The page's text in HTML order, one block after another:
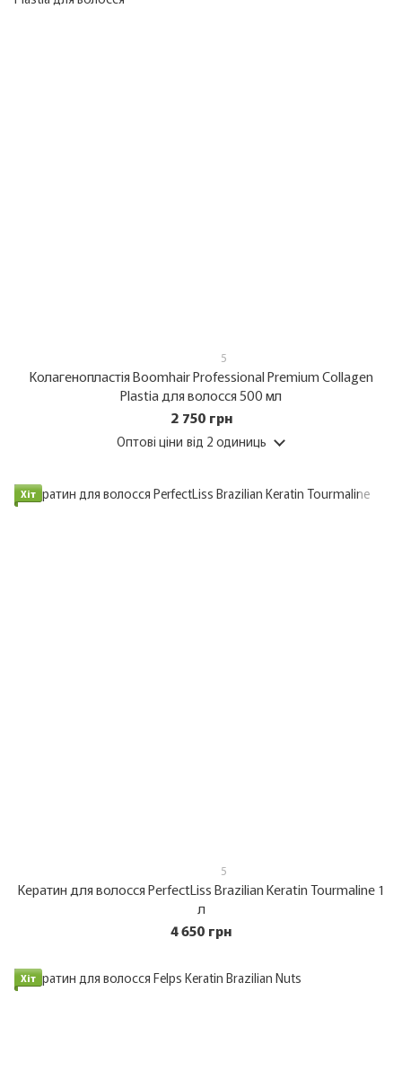
5
Колагенопластія Boomhair Professional Premium Collagen
Plastia для волосся 500 мл
2 750 грн
Оптові ціни від 2 одиниць
Хіт
5
Кератин для волосся PerfectLiss Brazilian Keratin Tourmaline 1
л
4 650 грн
Хіт